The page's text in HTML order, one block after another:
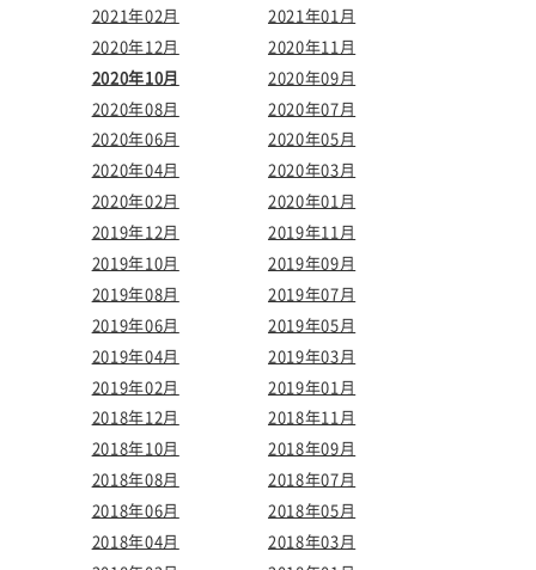
2021年02月
2021年01月
2020年12月
2020年11月
2020年10月
2020年09月
2020年08月
2020年07月
2020年06月
2020年05月
2020年04月
2020年03月
2020年02月
2020年01月
2019年12月
2019年11月
2019年10月
2019年09月
2019年08月
2019年07月
2019年06月
2019年05月
2019年04月
2019年03月
2019年02月
2019年01月
2018年12月
2018年11月
2018年10月
2018年09月
2018年08月
2018年07月
2018年06月
2018年05月
2018年04月
2018年03月